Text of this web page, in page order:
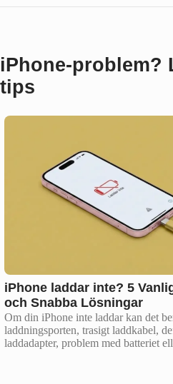
iPhone‑problem?
tips
iPhone laddar inte? 5
och Snabba Lösningar
Om din iPhone inte laddar kan det
laddningsporten, trasigt laddkabel,
laddadapter, problem med batteriet